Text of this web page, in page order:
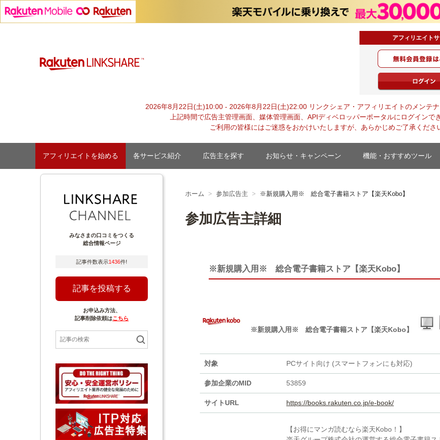
advertiser-html
アフィリエイト
2026年8月22日(土)10:00 - 2026年8月22日(土)22:00 リンクシェア・アフィリエイトのメンテナ
上記時間で広告主管理画面、媒体管理画面、APIディベロッパーポータルにログインで
ご利用の皆様にはご迷惑をおかけいたしますが、あらかじめご了承くださ
アフィリエイトを始める 各サービス紹介 広告主を探す お知らせ・キャンペーン 機能・おすすめツール
ホーム 参加広告主 ※新規購入用※ 総合電子書籍ストア【楽天Kobo】
参加広告主詳細
※新規購入用※ 総合電子書籍ストア【楽天Kobo】
※新規購入用※ 総合電子書籍ストア【楽天Kobo】
対象 PCサイト向け (スマートフォンにも対応)
参加企業のMID 53859
サイトURL https://books.rakuten.co.jp/e-book/
【お得にマンガ読むなら楽天Kobo！】
みなさまの口コミをつくる
総合情報ページ
記事件数表示1436件!
記事を投稿する
お申込み方法、
記事削除依頼はこちら